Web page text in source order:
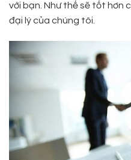
với bạn. Như thế sẽ tốt hơn
đại lý của chúng tôi.